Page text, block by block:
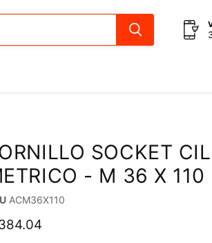
SOCKET
- M 36 X 110
ACM36X110
actual